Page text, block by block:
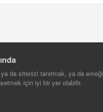
da sitenizi tanıtmak, ya da emeği
için iyi bir yer olabilir.